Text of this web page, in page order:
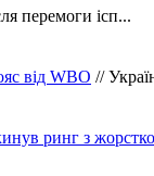
перемоги ісп...
від WBO //
ринг з